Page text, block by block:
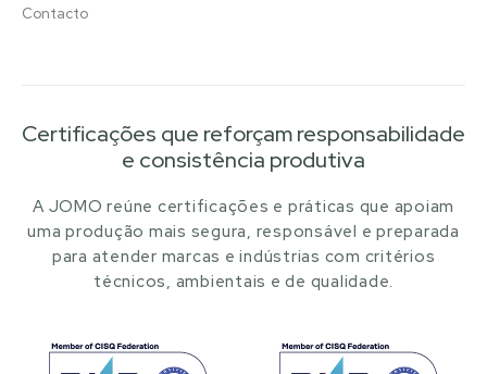
Contacto
Certificações que reforçam responsabilidade
e consistência produtiva
A JOMO reúne certificações e práticas que apoiam
uma produção mais segura, responsável e preparada
para atender marcas e indústrias com critérios
técnicos, ambientais e de qualidade.